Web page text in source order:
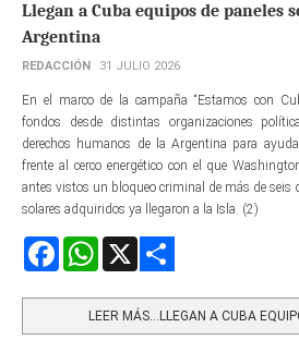
Llegan a Cuba equipos de paneles
Argentina
REDACCIÓN 31 JULIO 2026
En el marco de la campaña “Estamos con
fondos desde distintas organizaciones
derechos humanos de la Argentina para
frente al cerco energético con el que
antes vistos un bloqueo criminal de más de seis
solares adquiridos ya llegaron a la Isla. (2)
FacebookWhatsApp
LEER MÁS…LLEGAN A CUBA